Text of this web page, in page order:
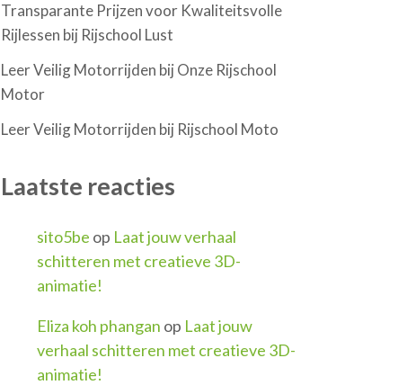
Transparante Prijzen voor Kwaliteitsvolle
Rijlessen bij Rijschool Lust
Leer Veilig Motorrijden bij Onze Rijschool
Motor
Leer Veilig Motorrijden bij Rijschool Moto
Laatste reacties
sito5be op Laat jouw verhaal
schitteren met creatieve 3D-
animatie!
Eliza koh phangan op Laat jouw
verhaal schitteren met creatieve 3D-
animatie!